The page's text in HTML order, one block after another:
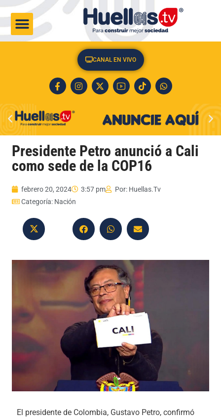
CANAL EN VIVO
Presidente Petro anunció a Cali
como sede de la COP16
febrero 20, 2024 3:57 pm Por: Huellas.Tv
Categoría: Nación
El presidente de Colombia, Gustavo Petro, confirmó